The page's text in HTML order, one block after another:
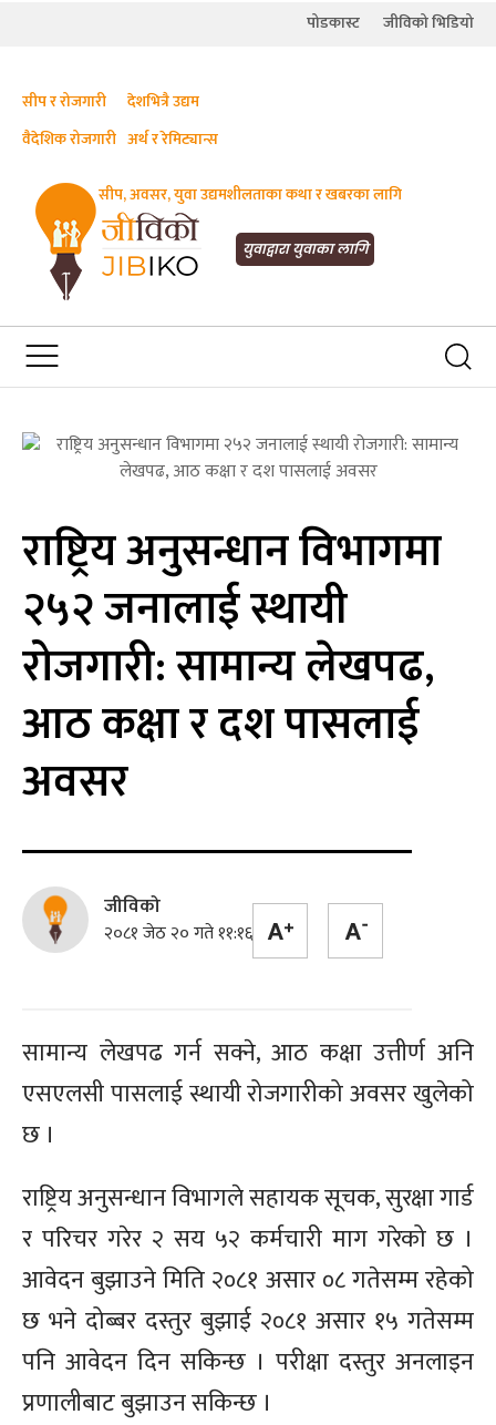
पोडकास्ट जीविको भिडियो
युवाद्वारा युवाका लागि
JIBIKO.COM
तपाईंको जीविकाको साथी
सीप, अवसर, युवा उद्यमशीलताका कथा र खबरका लागि
सीप र रोजगारी
देशभित्रै उद्यम
वैदेशिक रोजगारी अर्थ र रेमिट्यान्स
राष्ट्रिय अनुसन्धान विभागमा
२५२ जनालाई स्थायी
रोजगारी: सामान्य लेखपढ,
आठ कक्षा र दश पासलाई
अवसर
जीविको
२०८१ जेठ २० गते ११:१६
सामान्य लेखपढ गर्न सक्ने, आठ कक्षा उत्तीर्ण अनि
एसएलसी पासलाई स्थायी रोजगारीको अवसर खुलेको
छ ।
राष्ट्रिय अनुसन्धान विभागले सहायक सूचक, सुरक्षा गार्ड
र परिचर गरेर २ सय ५२ कर्मचारी माग गरेको छ ।
आवेदन बुझाउने मिति २०८१ असार ०८ गतेसम्म रहेको
छ भने दोब्बर दस्तुर बुझाई २०८१ असार १५ गतेसम्म
पनि आवेदन दिन सकिन्छ । परीक्षा दस्तुर अनलाइन
प्रणालीबाट बुझाउन सकिन्छ ।